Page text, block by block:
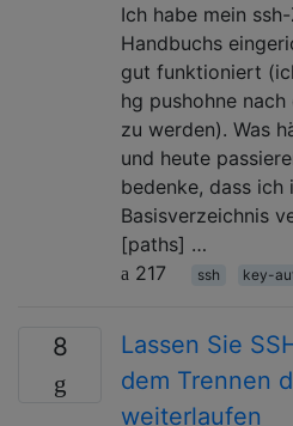
Ich habe mein
Handbuchs
gut funktioniert
hg pushohne
zu werden). Was
und heute
bedenke, dass ich
Basisverzeichnis
[paths] …
217
ssh key-
8
Lassen Sie
dem Trennen
weiterlaufen